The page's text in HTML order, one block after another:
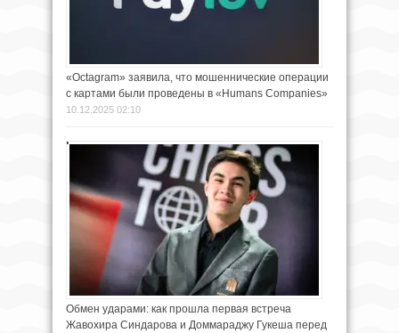
«Octagram» заявила, что мошеннические операции
с картами были проведены в «Humans Companies»
10.12.2025 02:10
Обмен ударами: как прошла первая встреча
Жавохира Синдарова и Доммараджу Гукеша перед